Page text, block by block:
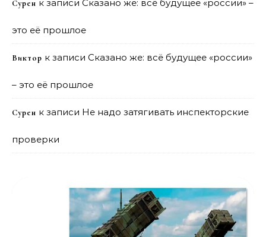
Сурен к записи Сказано же: всё будущее «россии» –
это её прошлое
Виктор к записи Сказано же: всё будущее «россии»
– это её прошлое
Сурен к записи Не надо затягивать инспекторские
проверки